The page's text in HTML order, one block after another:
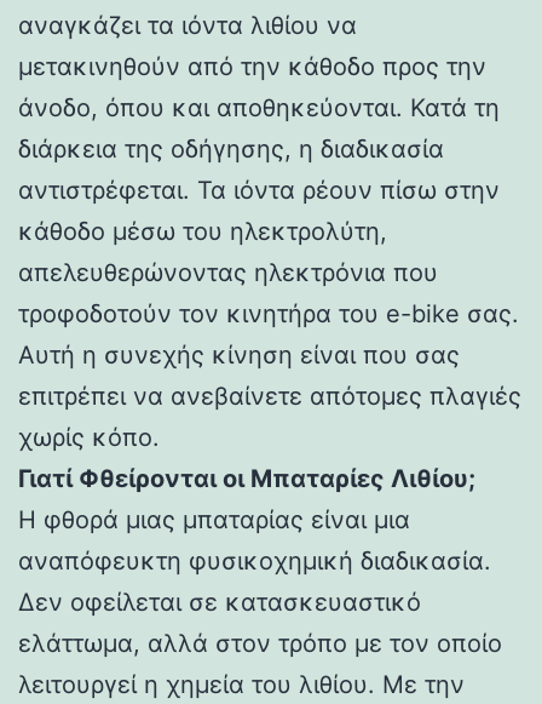
αναγκάζει τα ιόντα λιθίου να
μετακινηθούν από την κάθοδο προς την
άνοδο, όπου και αποθηκεύονται. Κατά τη
διάρκεια της οδήγησης, η διαδικασία
αντιστρέφεται. Τα ιόντα ρέουν πίσω στην
κάθοδο μέσω του ηλεκτρολύτη,
απελευθερώνοντας ηλεκτρόνια που
τροφοδοτούν τον κινητήρα του e-bike σας.
Αυτή η συνεχής κίνηση είναι που σας
επιτρέπει να ανεβαίνετε απότομες πλαγιές
χωρίς κόπο.
Γιατί Φθείρονται οι Μπαταρίες Λιθίου;
Η φθορά μιας μπαταρίας είναι μια
αναπόφευκτη φυσικοχημική διαδικασία.
Δεν οφείλεται σε κατασκευαστικό
ελάττωμα, αλλά στον τρόπο με τον οποίο
λειτουργεί η χημεία του λιθίου. Με την